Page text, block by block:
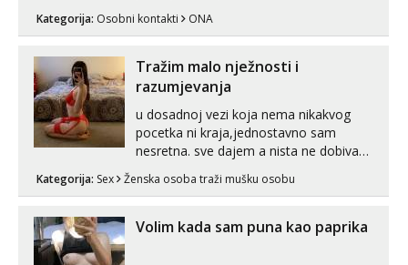
Telegram. +385 91 723 0045
Kategorija: Osobni kontakti ONA
Tražim malo nježnosti i
razumjevanja
u dosadnoj vezi koja nema nikakvog
pocetka ni kraja,jednostavno sam
nesretna. sve dajem a nista ne dobivam
zadovoljiti moje potrebe,ne trazim puno
volim njezan seks i njezne poljupce po
tijelu koji me jako pale,obozavam kad
Kategorija: Sex Ženska osoba traži mušku osobu
Volim kada sam puna kao paprika